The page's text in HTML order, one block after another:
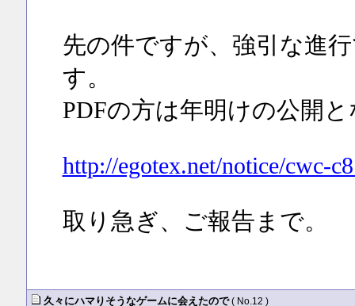
先の件ですが、強引な進
す。
PDFの方は年明けの公開
http://egotex.net/notice/cwc-
取り急ぎ、ご報告まで。
久々にハマりそうなゲームに会えたので ( No.12 )